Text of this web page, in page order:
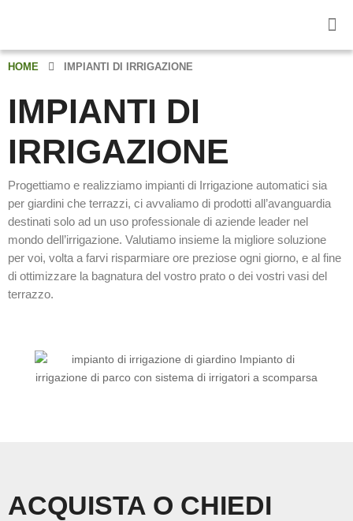
HOME IMPIANTI DI IRRIGAZIONE
IMPIANTI DI
IRRIGAZIONE
Progettiamo e realizziamo impianti di Irrigazione automatici sia
per giardini che terrazzi, ci avvaliamo di prodotti all’avanguardia
destinati solo ad un uso professionale di aziende leader nel
mondo dell’irrigazione. Valutiamo insieme la migliore soluzione
per voi, volta a farvi risparmiare ore preziose ogni giorno, e al fine
di ottimizzare la bagnatura del vostro prato o dei vostri vasi del
terrazzo.
ACQUISTA O CHIEDI